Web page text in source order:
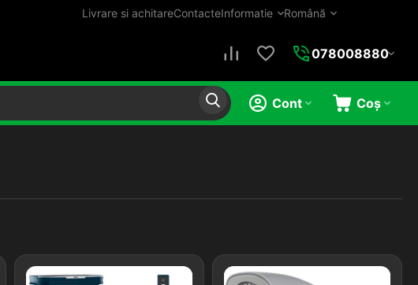
Română
Livrare si achitareContacteInformatie
078008880
Coș
Cont